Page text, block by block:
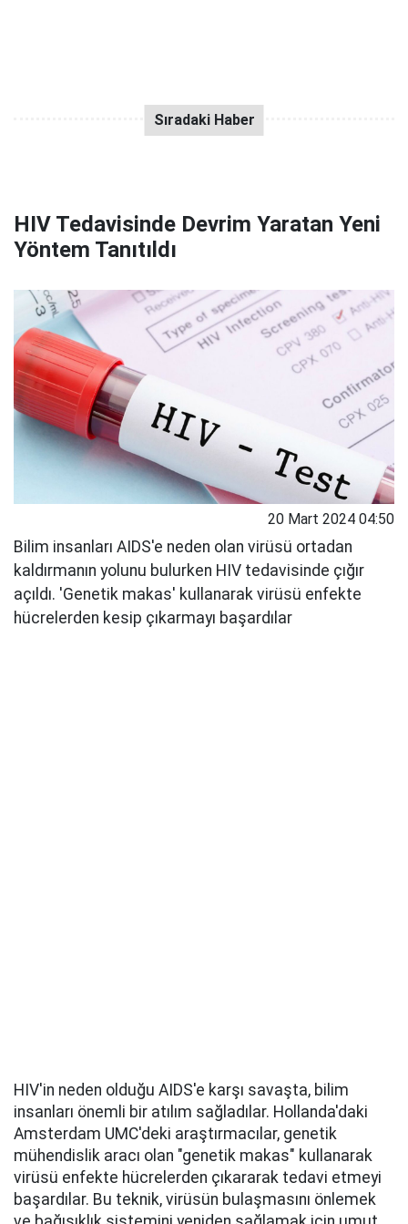
HIV Tedavisinde Devrim Yaratan Yeni
Yöntem Tanıtıldı
20 Mart 2024 04:50
Bilim insanları AIDS'e neden olan virüsü ortadan
kaldırmanın yolunu bulurken HIV tedavisinde çığır
açıldı. 'Genetik makas' kullanarak virüsü enfekte
hücrelerden kesip çıkarmayı başardılar
HIV'in neden olduğu AIDS'e karşı savaşta, bilim
insanları önemli bir atılım sağladılar. Hollanda'daki
Amsterdam UMC'deki araştırmacılar, genetik
mühendislik aracı olan "genetik makas" kullanarak
virüsü enfekte hücrelerden çıkararak tedavi etmeyi
başardılar. Bu teknik, virüsün bulaşmasını önlemek